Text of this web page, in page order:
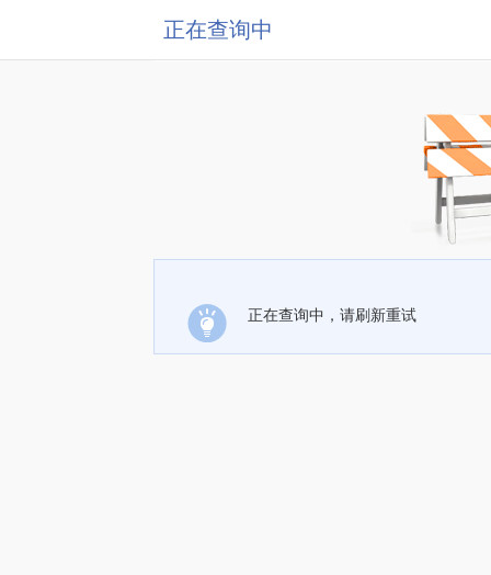
正在查询中
正在查询中，请刷新重试